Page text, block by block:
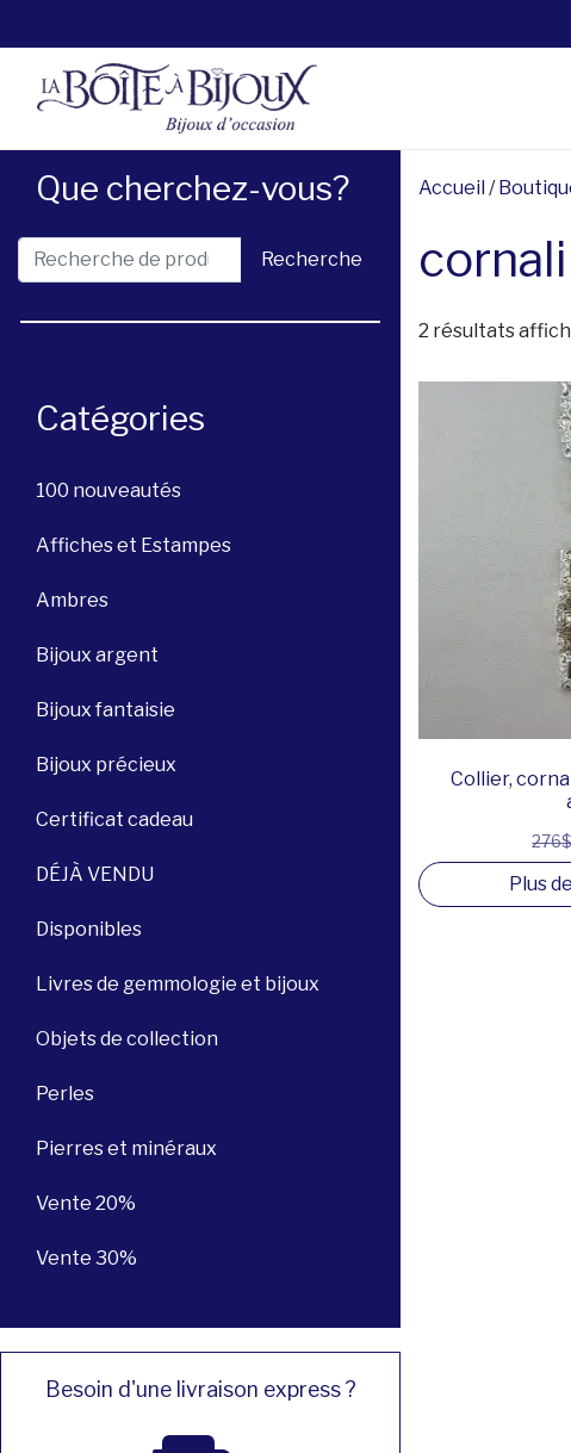
Que cherchez-vous?
Recherche pour : Recherche
Catégories
100 nouveautés
Affiches et Estampes
Ambres
Bijoux argent
Bijoux fantaisie
Bijoux précieux
Certificat cadeau
DÉJÀ VENDU
Disponibles
Livres de gemmologie et bijoux
Objets de collection
Perles
Pierres et minéraux
Vente 20%
Vente 30%
Besoin d'une livraison express ?
Accueil /
2 résultats
Collier,
Plus